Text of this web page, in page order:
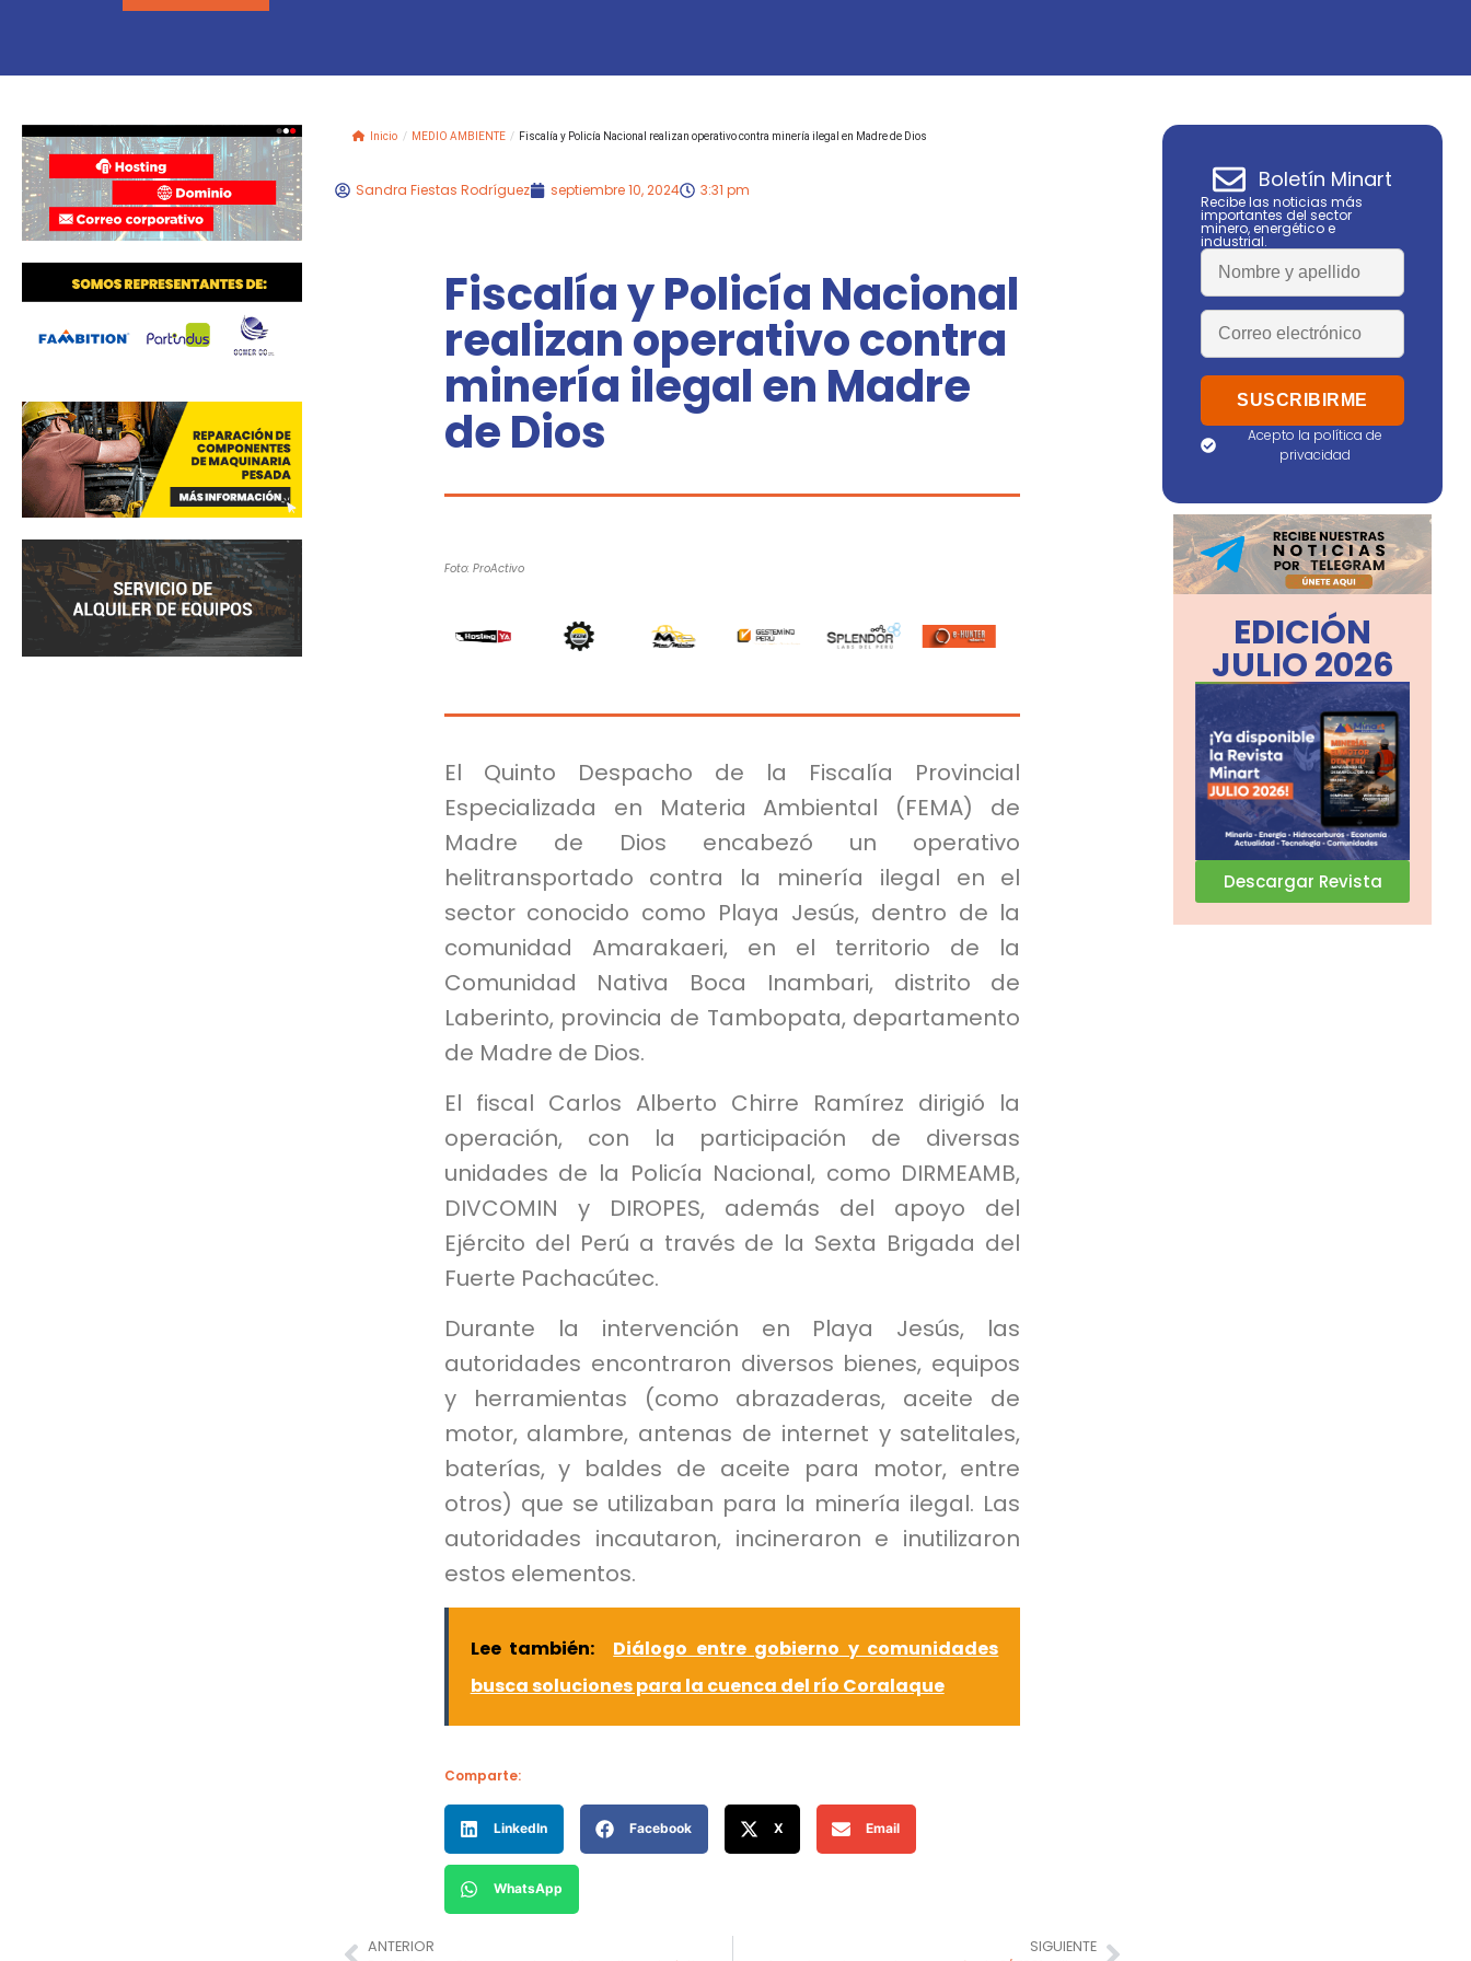
Inicio / MEDIO AMBIENTE / Fiscalía y Policía Nacional realizan operativo contra minería ilegal en Madre de Dios
Sandra Fiestas Rodríguez septiembre 10, 2024 3:31 pm
Fiscalía y Policía Nacional
realizan operativo contra
minería ilegal en Madre
de Dios
Foto: ProActivo
El Quinto Despacho de la Fiscalía Provincial
Especializada en Materia Ambiental (FEMA) de
Madre de Dios encabezó un operativo
helitransportado contra la minería ilegal en el
sector conocido como Playa Jesús, dentro de la
comunidad Amarakaeri, en el territorio de la
Comunidad Nativa Boca Inambari, distrito de
Laberinto, provincia de Tambopata, departamento
de Madre de Dios.
El fiscal Carlos Alberto Chirre Ramírez dirigió la
operación, con la participación de diversas
unidades de la Policía Nacional, como DIRMEAMB,
DIVCOMIN y DIROPES, además del apoyo del
Ejército del Perú a través de la Sexta Brigada del
Fuerte Pachacútec.
Durante la intervención en Playa Jesús, las
autoridades encontraron diversos bienes, equipos
y herramientas (como abrazaderas, aceite de
motor, alambre, antenas de internet y satelitales,
baterías, y baldes de aceite para motor, entre
otros) que se utilizaban para la minería ilegal. Las
autoridades incautaron, incineraron e inutilizaron
estos elementos.
Lee también:
Diálogo entre gobierno y comunidades
busca soluciones para la cuenca del río Coralaque
Comparte:
LinkedIn Facebook X Email
WhatsApp
ANTERIOR SIGUIENTE
Boletín Minart
Recibe las noticias más
importantes del sector
minero, energético e
industrial.
Acepto la política de
privacidad
EDICIÓN
JULIO 2026
Descargar Revista